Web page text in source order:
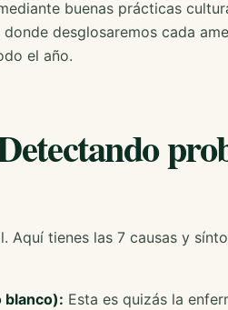
buenas prácticas
desglosaremos cada
el año.
tienes las 7 causas y
blanco): Esta es quizás la